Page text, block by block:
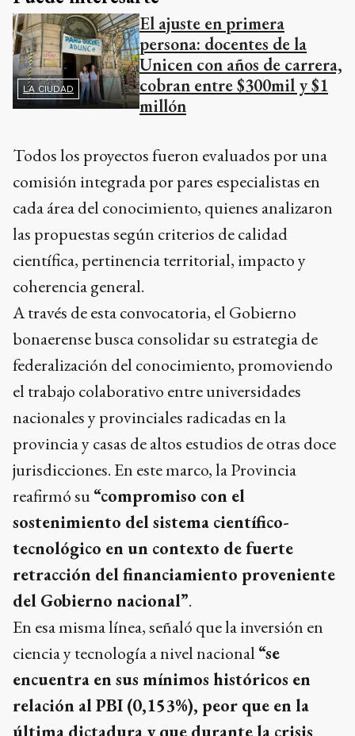
LA CIUDAD
El ajuste en primera
persona: docentes de la
Unicen con años de carrera,
cobran entre $300mil y $1
millón
Todos los proyectos fueron evaluados por una
comisión integrada por pares especialistas en
cada área del conocimiento, quienes analizaron
las propuestas según criterios de calidad
científica, pertinencia territorial, impacto y
coherencia general.
A través de esta convocatoria, el Gobierno
bonaerense busca consolidar su estrategia de
federalización del conocimiento, promoviendo
el trabajo colaborativo entre universidades
nacionales y provinciales radicadas en la
provincia y casas de altos estudios de otras doce
jurisdicciones. En este marco, la Provincia
reafirmó su“compromiso con el
sostenimiento del sistema científico-
tecnológico en un contexto de fuerte
retracción del financiamiento proveniente
del Gobierno nacional”.
En esa misma línea, señaló que la inversión en
ciencia y tecnología a nivel nacional “se
encuentra en sus mínimos históricos en
relación al PBI (0,153%), peor que en la